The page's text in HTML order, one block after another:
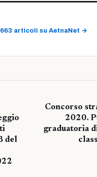
articoli su AetnaNet →
del
Concorso
2020.
graduatoria